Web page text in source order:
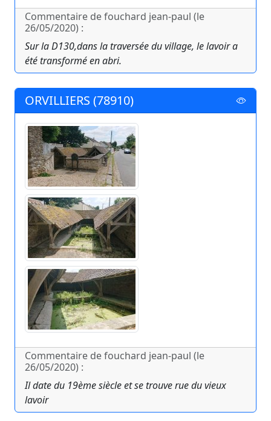
Commentaire de fouchard jean-paul (le
26/05/2020) :
Sur la D130,dans la traversée du village, le lavoir a
été transformé en abri.
ORVILLIERS (78910)
Commentaire de fouchard jean-paul (le
26/05/2020) :
Il date du 19ème siècle et se trouve rue du vieux
lavoir